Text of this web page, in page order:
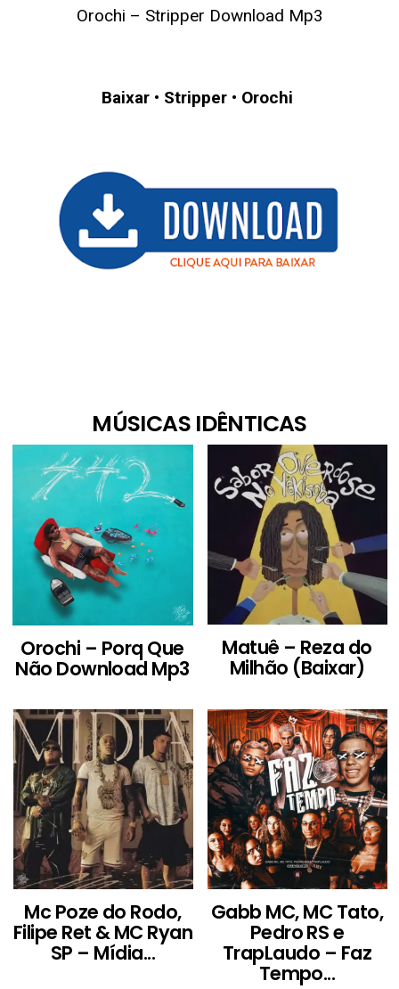
Orochi – Stripper Download Mp3
Baixar • Stripper • Orochi
MÚSICAS IDÊNTICAS
Orochi – Porq Que
Não Download Mp3
Matuê – Reza do
Milhão (Baixar)
Mc Poze do Rodo,
Filipe Ret & MC Ryan
SP – Mídia...
Gabb MC, MC Tato,
Pedro RS e
TrapLaudo – Faz
Tempo...